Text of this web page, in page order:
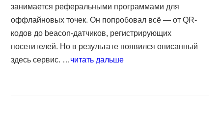
занимается реферальными программами для
оффлайновых точек. Он попробовал всё — от QR-
кодов до beacon-датчиков, регистрирующих
посетителей. Но в результате появился описанный
здесь сервис. …читать дальше